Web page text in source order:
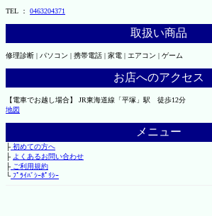
TEL ： 0463204371
取扱い商品
修理診断 | パソコン | 携帯電話 | 家電 | エアコン | ゲーム
お店へのアクセス
【電車でお越し場合】 JR東海道線「平塚」駅 徒歩12分
地図
メニュー
├初めての方へ
├ よくあるお問い合わせ
├ご利用規約
└ﾌﾟﾗｲﾊﾞｼｰﾎﾟﾘｼｰ